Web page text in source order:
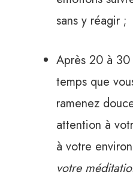
sans y réagir ;
Après 20 à
temps que
ramenez
attention à
à votre
votre